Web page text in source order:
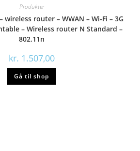
Produkter
wireless router – WWAN – Wi-Fi – 3G
– Wireless router N Standard –
802.11n
kr. 1.507,00
Gå til shop